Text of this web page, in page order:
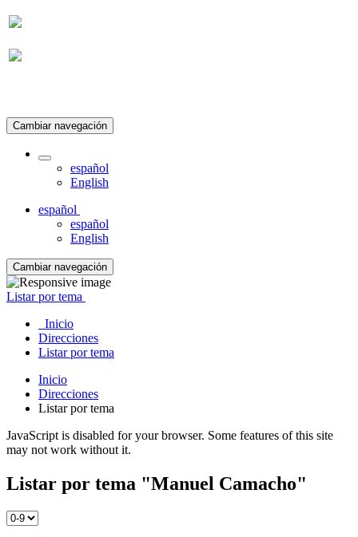
Cambiar navegación
español
English
español
español
English
Cambiar navegación
Listar por tema
Inicio
Direcciones
Listar por tema
Inicio
Direcciones
Listar por tema
JavaScript is disabled for your browser. Some features of this site
may not work without it.
Listar por tema "Manuel Camacho"